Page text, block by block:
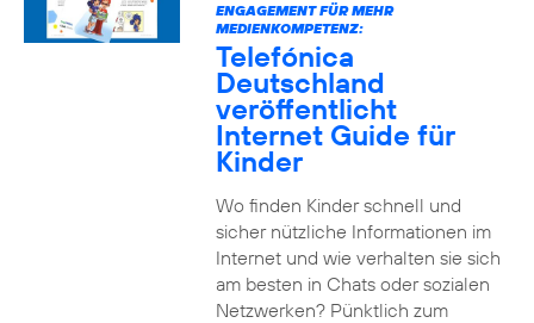
ENGAGEMENT FÜR MEHR
MEDIENKOMPETENZ:
Telefónica
Deutschland
veröffentlicht
Internet Guide für
Kinder
Wo finden Kinder schnell und
sicher nützliche Informationen im
Internet und wie verhalten sie sich
am besten in Chats oder sozialen
Netzwerken? Pünktlich zum